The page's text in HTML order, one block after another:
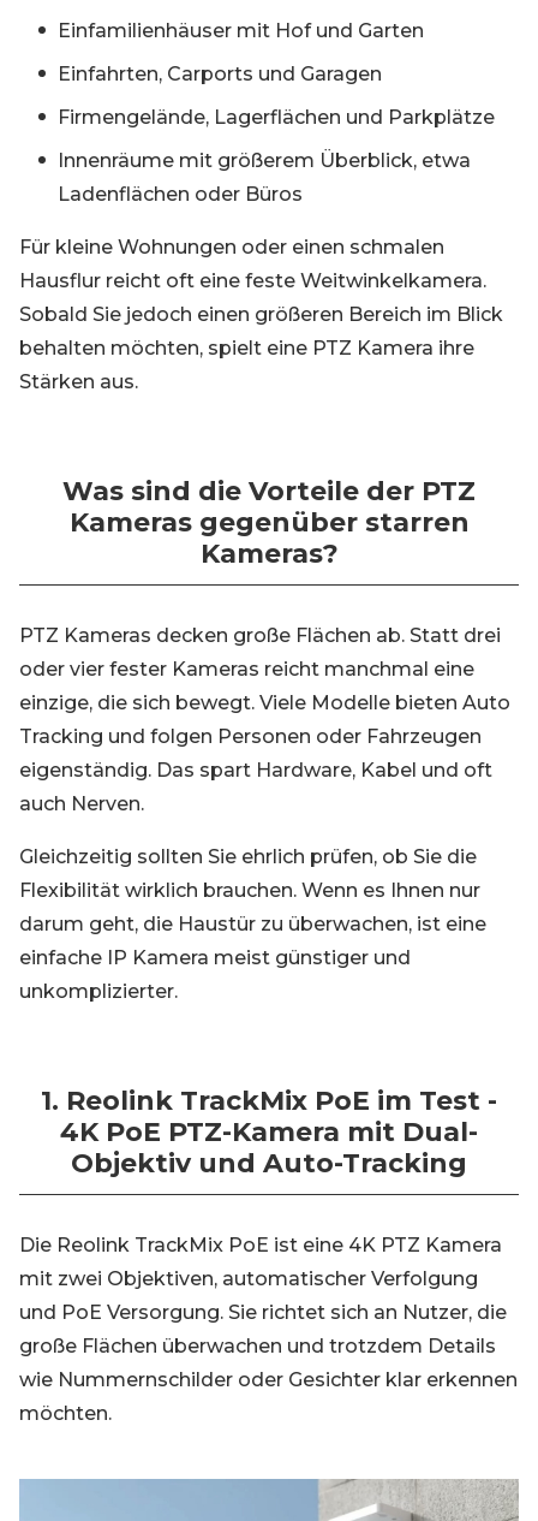
Einfamilienhäuser mit Hof und Garten
Einfahrten, Carports und Garagen
Firmengelände, Lagerflächen und Parkplätze
Innenräume mit größerem Überblick, etwa
Ladenflächen oder Büros
Für kleine Wohnungen oder einen schmalen
Hausflur reicht oft eine feste Weitwinkelkamera.
Sobald Sie jedoch einen größeren Bereich im Blick
behalten möchten, spielt eine PTZ Kamera ihre
Stärken aus.
Was sind die Vorteile der PTZ
Kameras gegenüber starren
Kameras?
PTZ Kameras decken große Flächen ab. Statt drei
oder vier fester Kameras reicht manchmal eine
einzige, die sich bewegt. Viele Modelle bieten Auto
Tracking und folgen Personen oder Fahrzeugen
eigenständig. Das spart Hardware, Kabel und oft
auch Nerven.
Gleichzeitig sollten Sie ehrlich prüfen, ob Sie die
Flexibilität wirklich brauchen. Wenn es Ihnen nur
darum geht, die Haustür zu überwachen, ist eine
einfache IP Kamera meist günstiger und
unkomplizierter.
1. Reolink TrackMix PoE im Test -
4K PoE PTZ-Kamera mit Dual-
Objektiv und Auto-Tracking
Die Reolink TrackMix PoE ist eine 4K PTZ Kamera
mit zwei Objektiven, automatischer Verfolgung
und PoE Versorgung. Sie richtet sich an Nutzer, die
große Flächen überwachen und trotzdem Details
wie Nummernschilder oder Gesichter klar erkennen
möchten.